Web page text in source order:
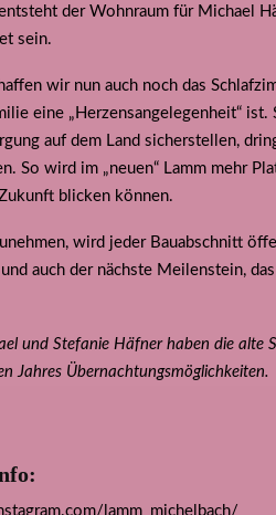
der Wohnraum für Michael
sein.
wir nun auch noch das
eine „Herzensangelegenheit“
auf dem Land sicherstellen,
So wird im „neuen“ Lamm mehr
blicken können.
wird jeder Bauabschnitt
auch der nächste Meilenstein,
und Stefanie Häfner haben die alte
Jahres Übernachtungsmöglichkeiten.
lamm_michelbach/